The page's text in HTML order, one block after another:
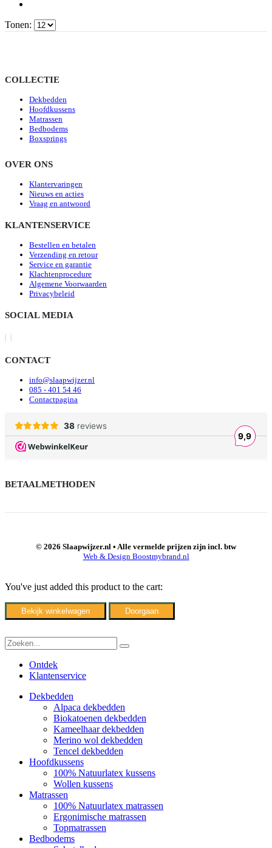
Tonen:
COLLECTIE
Dekbedden
Hoofdkussens
Matrassen
Bedbodems
Boxsprings
OVER ONS
Klantervaringen
Nieuws en acties
Vraag en antwoord
KLANTENSERVICE
Bestellen en betalen
Verzending en retour
Service en garantie
Klachtenprocedure
Algemene Voorwaarden
Privacybeleid
SOCIAL MEDIA
CONTACT
info@slaapwijzer.nl
085 - 401 54 46
Contactpagina
BETAALMETHODEN
© 2026 Slaapwijzer.nl • Alle vermelde prijzen zijn incl. btw
Web & Design Boostmybrand.nl
You've just added this product to the cart:
Bekijk winkelwagen Doorgaan
Ontdek
Klantenservice
Dekbedden
Alpaca dekbedden
Biokatoenen dekbedden
Kameelhaar dekbedden
Merino wol dekbedden
Tencel dekbedden
Hoofdkussens
100% Natuurlatex kussens
Wollen kussens
Matrassen
100% Natuurlatex matrassen
Ergonimische matrassen
Topmatrassen
Bedbodems